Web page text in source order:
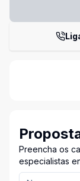
Preencha os
especialistas